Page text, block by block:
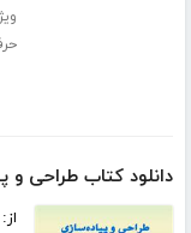
دانلود کتاب طراحی و
از: